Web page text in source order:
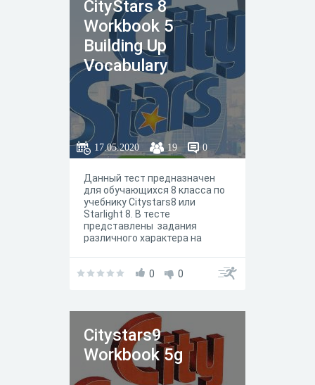
СityStars 8
Workbook 5
Building Up
Vocabulary
17.05.2020 19 0
Данный тест предназначен
для обучающихся 8 класса по
учебнику Citystars8 или
Starlight 8. В тесте
представлены задания
различного характера на
Building Up Vocabulary. По сути,
тетради.
0 0
Citystars9
Workbook 5g